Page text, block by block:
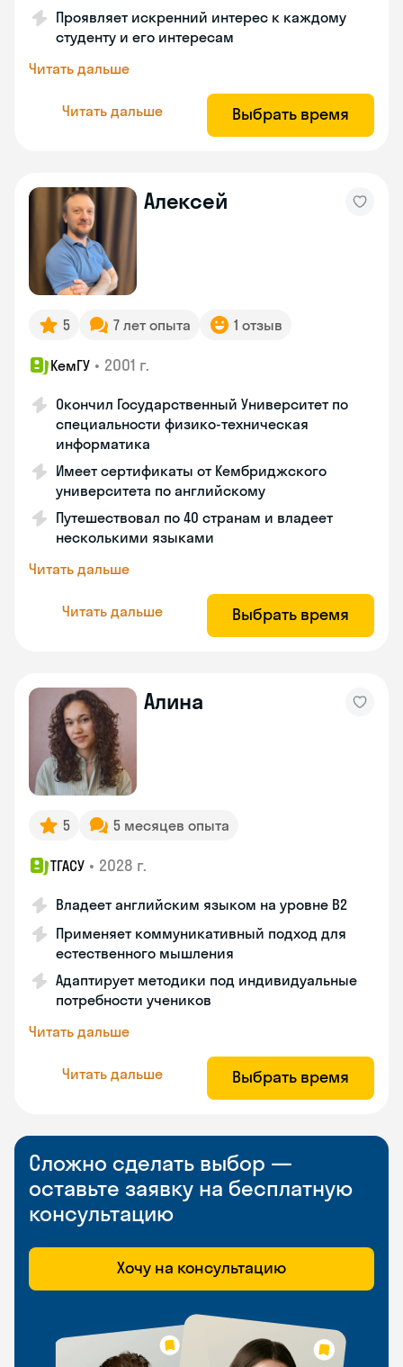
Проявляет искренний интерес к каждому
студенту и его интересам
Читать дальше
Читать дальше Выбрать время
Алексей
5 7 лет опыта 1 отзыв
КемГУ • 2001 г.
Окончил Государственный Университет по
специальности физико-техническая
информатика
Имеет сертификаты от Кембриджского
университета по английскому
Путешествовал по 40 странам и владеет
несколькими языками
Читать дальше
Читать дальше Выбрать время
Алина
5 5 месяцев опыта
ТГАСУ • 2028 г.
Владеет английским языком на уровне B2
Применяет коммуникативный подход для
естественного мышления
Адаптирует методики под индивидуальные
потребности учеников
Читать дальше
Читать дальше Выбрать время
Сложно сделать выбор —
оставьте заявку на бесплатную
консультацию
Хочу на консультацию